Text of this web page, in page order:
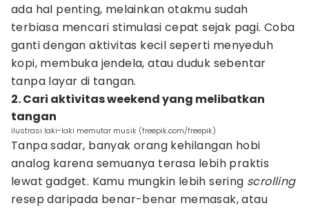
ada hal penting, melainkan otakmu sudah
terbiasa mencari stimulasi cepat sejak pagi. Coba
ganti dengan aktivitas kecil seperti menyeduh
kopi, membuka jendela, atau duduk sebentar
tanpa layar di tangan.
2. Cari aktivitas weekend yang melibatkan
tangan
ilustrasi laki-laki memutar musik (freepik.com/freepik)
Tanpa sadar, banyak orang kehilangan hobi
analog karena semuanya terasa lebih praktis
lewat gadget. Kamu mungkin lebih sering scrolling
resep daripada benar-benar memasak, atau